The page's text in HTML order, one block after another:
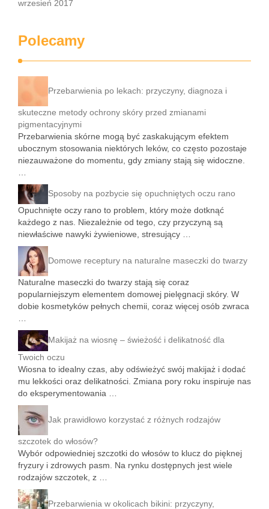
wrzesień 2017
Polecamy
Przebarwienia po lekach: przyczyny, diagnoza i
skuteczne metody ochrony skóry przed zmianami
pigmentacyjnymi
Przebarwienia skórne mogą być zaskakującym efektem
ubocznym stosowania niektórych leków, co często pozostaje
niezauważone do momentu, gdy zmiany stają się widoczne.
Sposoby na pozbycie się opuchniętych oczu rano
Opuchnięte oczy rano to problem, który może dotknąć
każdego z nas. Niezależnie od tego, czy przyczyną są
niewłaściwe nawyki żywieniowe, stresujący …
Domowe receptury na naturalne maseczki do twarzy
Naturalne maseczki do twarzy stają się coraz
popularniejszym elementem domowej pielęgnacji skóry. W
dobie kosmetyków pełnych chemii, coraz więcej osób zwraca
…
Makijaż na wiosnę – świeżość i delikatność dla
Twoich oczu
Wiosna to idealny czas, aby odświeżyć swój makijaż i dodać
mu lekkości oraz delikatności. Zmiana pory roku inspiruje nas
do eksperymentowania …
Jak prawidłowo korzystać z różnych rodzajów
szczotek do włosów?
Wybór odpowiedniej szczotki do włosów to klucz do pięknej
fryzury i zdrowych pasm. Na rynku dostępnych jest wiele
rodzajów szczotek, z …
Przebarwienia w okolicach bikini: przyczyny,